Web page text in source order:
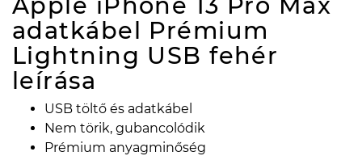
adatkábel Prémium
Lightning USB fehér
leírása
USB töltő és adatkábel
Nem törik, gubancolódik
Prémium anyagminőség